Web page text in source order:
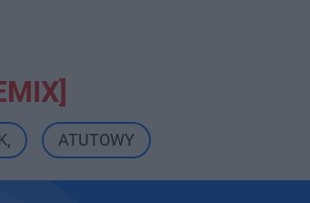
, ATUTOWY